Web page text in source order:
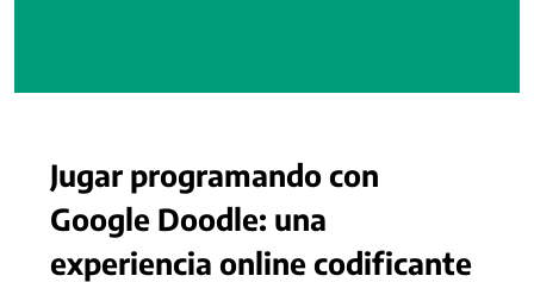
Jugar programando con
Google Doodle: una
experiencia online codificante